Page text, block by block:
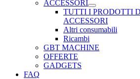
ACCESSORI
TUTTI I PRODOTTI
ACCESSORI
Altri consumabili
Ricambi
GBT MACHINE
OFFERTE
GADGETS
FAQ